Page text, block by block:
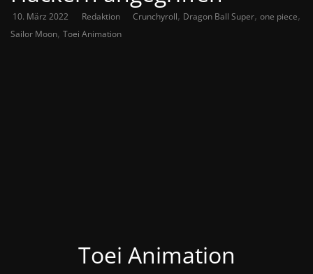
10. März 2022 Redaktion Crunchyroll, Dragon Ball Super, one piece,
Sailor Moon, Toei Animation
Toei Animation